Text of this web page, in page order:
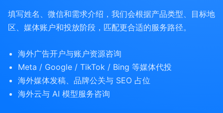
填写姓名、微信和需求介绍，我们会根据产品类型、目标地
区、媒体账户和投放阶段，匹配更合适的服务路径。
海外广告开户与账户资源咨询
Meta / Google / TikTok / Bing 等媒体代投
海外媒体发稿、品牌公关与 SEO 占位
海外云与 AI 模型服务咨询